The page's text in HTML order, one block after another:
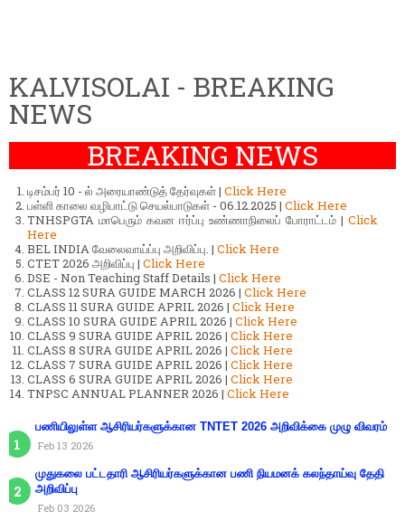
KALVISOLAI - BREAKING
NEWS
BREAKING NEWS
டிசம்பர் 10 - ல் அரையாண்டுத் தேர்வுகள் | Click Here
பள்ளி காலை வழிபாட்டு செயல்பாடுகள் - 06.12.2025 | Click Here
TNHSPGTA மாபெரும் கவன ஈர்ப்பு உண்ணாநிலைப் போராட்டம் | Click
Here
BEL INDIA வேலைவாய்ப்பு அறிவிப்பு. | Click Here
CTET 2026 அறிவிப்பு | Click Here
DSE - Non Teaching Staff Details | Click Here
CLASS 12 SURA GUIDE MARCH 2026 | Click Here
CLASS 11 SURA GUIDE APRIL 2026 | Click Here
CLASS 10 SURA GUIDE APRIL 2026 | Click Here
CLASS 9 SURA GUIDE APRIL 2026 | Click Here
CLASS 8 SURA GUIDE APRIL 2026 | Click Here
CLASS 7 SURA GUIDE APRIL 2026 | Click Here
CLASS 6 SURA GUIDE APRIL 2026 | Click Here
TNPSC ANNUAL PLANNER 2026 | Click Here
பணியிலுள்ள ஆசிரியர்களுக்கான TNTET 2026 அறிவிக்கை முழு விவரம்
Feb 13 2026
முதுகலை பட்டதாரி ஆசிரியர்களுக்கான பணி நியமனக் கலந்தாய்வு தேதி
அறிவிப்பு
Feb 03 2026